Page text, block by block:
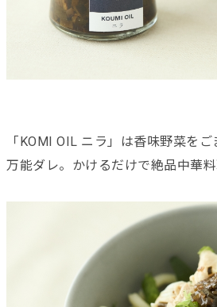
「KOMI OIL ニラ」は香味野菜を
万能ダレ。かけるだけで絶品中華